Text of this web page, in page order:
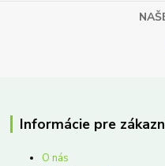
Informácie pre
O nás